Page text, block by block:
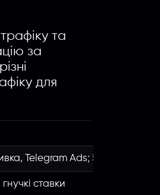
сервиса,команды и т.п.
та
за
для
Telegram Ads; 5+ млрд
ставки